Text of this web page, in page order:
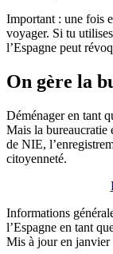
Important : une fois
voyager. Si tu
l’Espagne peut
On gère la
Déménager en tant
Mais la bureaucratie
de NIE,
citoyenneté.
Informations
l’Espagne en tant
Mis à jour en janvier